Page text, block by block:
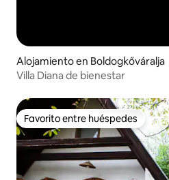
Alojamiento en Boldogkőváralja
Villa Diana de bienestar
Favorito entre huéspedes
Favorito entre huéspedes